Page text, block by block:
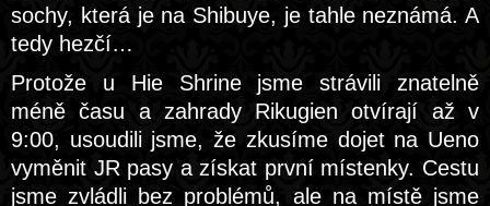
sochy, která je na Shibuye, je tahle neznámá. A
tedy hezčí…
Protože u Hie Shrine jsme strávili znatelně
méně času a zahrady Rikugien otvírají až v
9:00, usoudili jsme, že zkusíme dojet na Ueno
vyměnit JR pasy a získat první místenky. Cestu
jsme zvládli bez problémů, ale na místě jsme